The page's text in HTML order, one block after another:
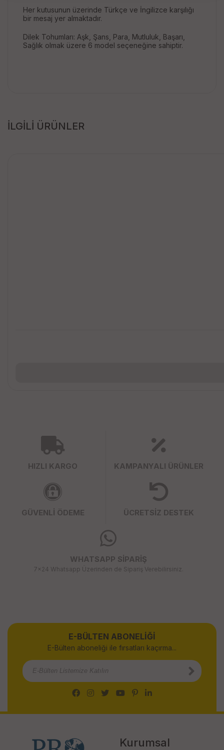
Her kutusunun üzerinde Türkçe ve İngilizce karşılığı
bir mesaj yer almaktadır.
Dilek Tohumları: Aşk, Şans, Para, Mutluluk, Başarı,
Sağlık olmak üzere 6 model seçeneğine sahiptir.
İLGİLİ ÜRÜNLER
HIZLI KARGO KAMPANYALI ÜRÜNLER
GÜVENLİ ÖDEME ÜCRETSİZ DESTEK
WHATSAPP SİPARİŞ
7x24 Whatsapp Üzerinden de Sipariş Verebilirsiniz.
E-BÜLTEN ABONELİĞİ
E-Bülten aboneliği ile fırsatları kaçırma...
Kurumsal